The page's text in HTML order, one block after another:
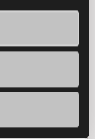
2
votre